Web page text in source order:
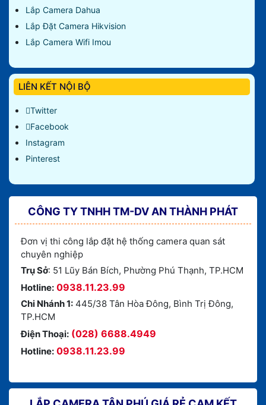
Lắp Camera Dahua
Lắp Đặt Camera Hikvision
Lắp Camera Wifi Imou
LIÊN KẾT NỘI BỘ
Twitter
Facebook
Instagram
Pinterest
CÔNG TY TNHH TM-DV AN THÀNH PHÁT
Đơn vị thi công lắp đặt hệ thống camera quan sát
chuyên nghiệp
Trụ Sở: 51 Lũy Bán Bích, Phường Phú Thạnh, TP.HCM
Hotline: 0938.11.23.99
Chi Nhánh 1: 445/38 Tân Hòa Đông, Bình Trị Đông,
TP.HCM
Điện Thoại: (028) 6688.4949
Hotline: 0938.11.23.99